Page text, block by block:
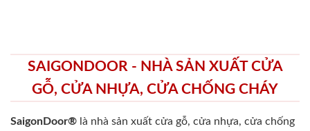
SAIGONDOOR - NHÀ SẢN XUẤT CỬA
GỖ, CỬA NHỰA, CỬA CHỐNG CHÁY
SaigonDoor® là nhà sản xuất cửa gỗ, cửa nhựa, cửa chống